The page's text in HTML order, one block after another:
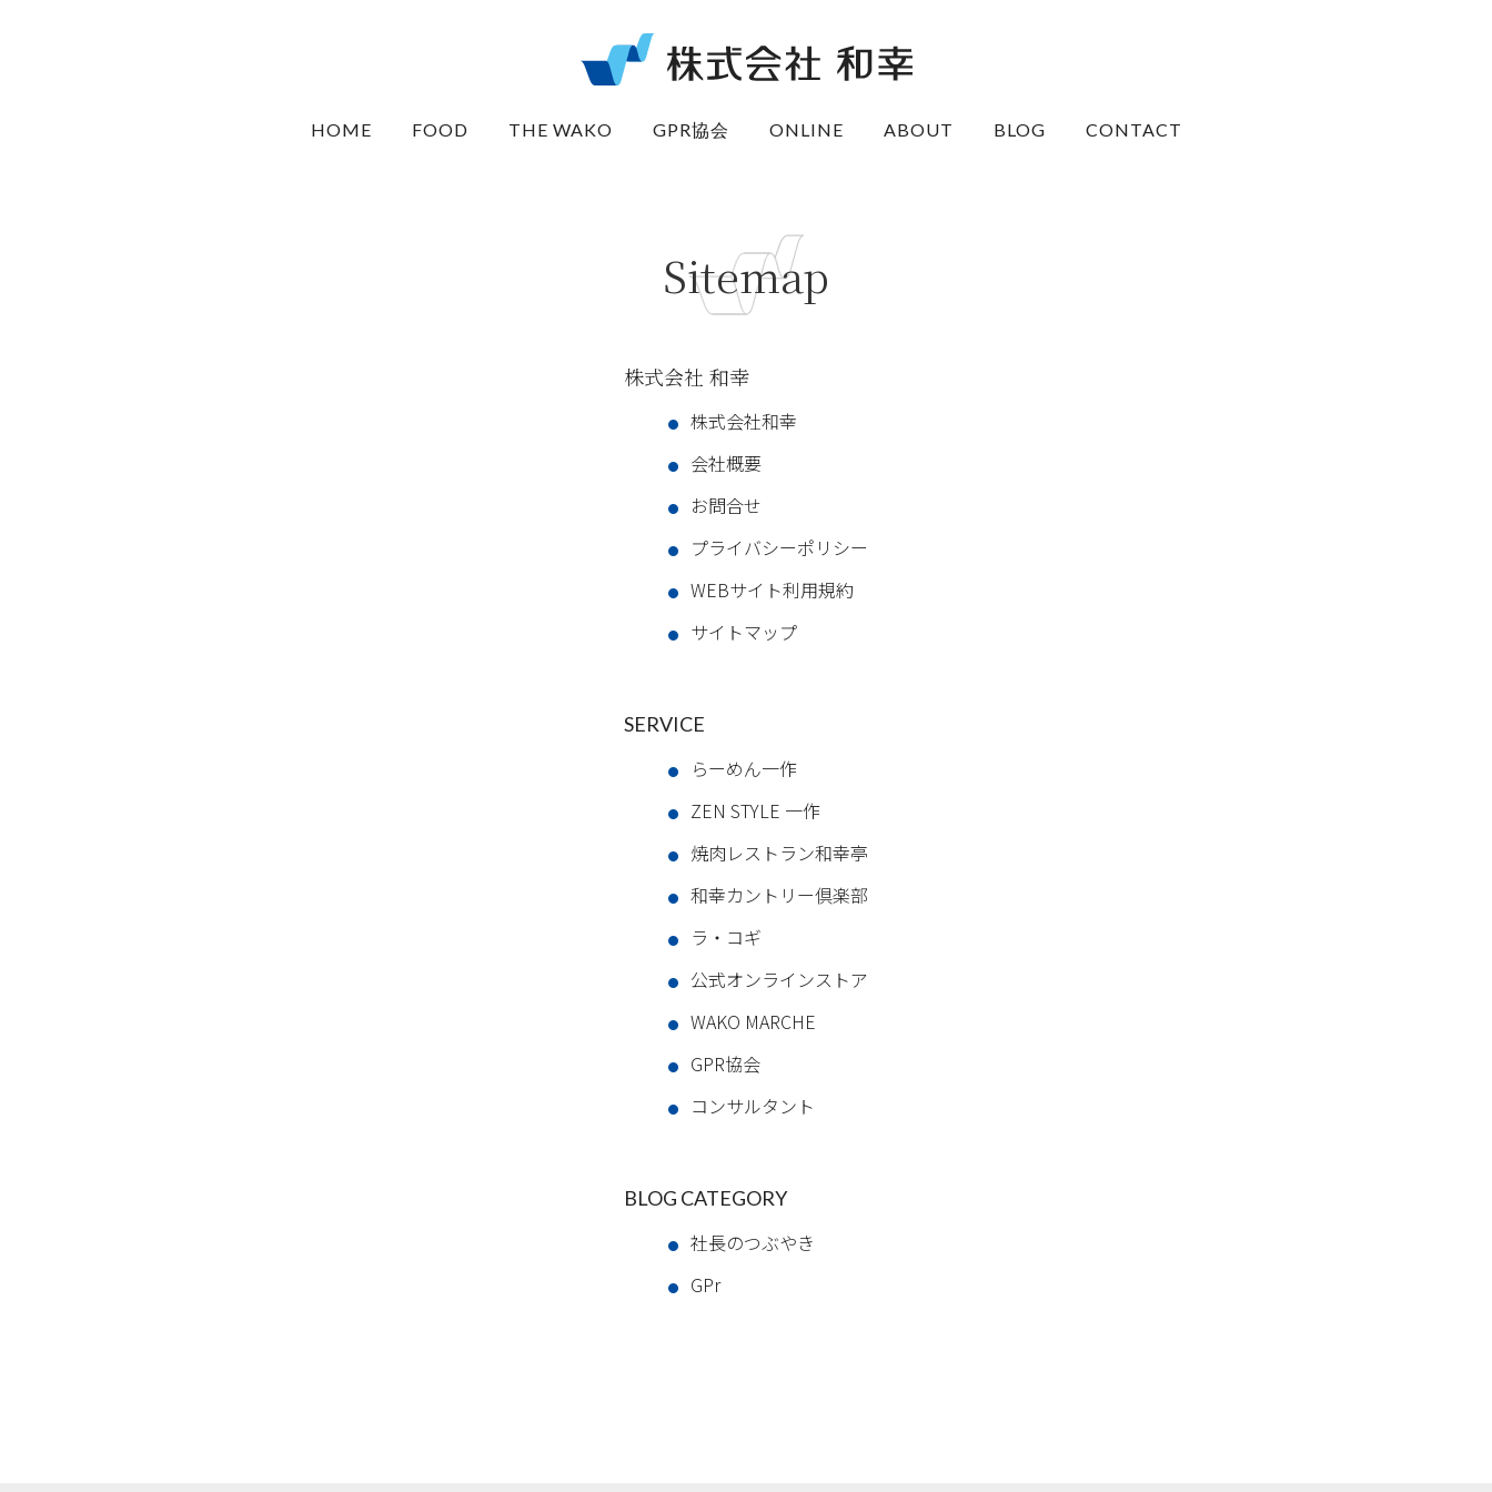
HOME FOOD THE WAKO GPR協会 ONLINE ABOUT BLOG CONTACT
Sitemap
株式会社 和幸
株式会社和幸
会社概要
お問合せ
プライバシーポリシー
WEBサイト利用規約
サイトマップ
SERVICE
らーめん一作
ZEN STYLE 一作
焼肉レストラン和幸亭
和幸カントリー倶楽部
ラ・コギ
公式オンラインストア
WAKO MARCHE
GPR協会
コンサルタント
BLOG CATEGORY
社長のつぶやき
GPr